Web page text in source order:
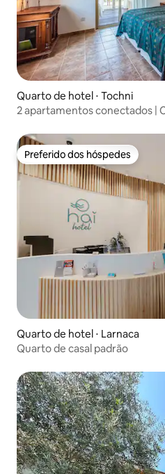
Quarto de hotel ⋅ Tochni
2 apartamentos conectados |
Preferido dos hóspedes
Preferido dos hóspedes
Quarto de hotel ⋅ Larnaca
Quarto de casal padrão